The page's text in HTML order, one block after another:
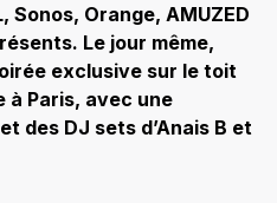
Sonos, Orange, AMUZED
Le jour même,
exclusive sur le toit
à Paris, avec une
des DJ sets d’Anais B et